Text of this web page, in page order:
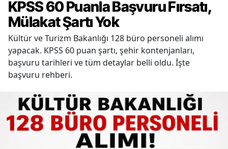
KPSS 60 Puanla Başvuru Fırsatı,
Mülakat Şartı Yok
Kültür ve Turizm Bakanlığı 128 büro personeli alımı
yapacak. KPSS 60 puan şartı, şehir kontenjanları,
başvuru tarihleri ve tüm detaylar belli oldu. İşte
başvuru rehberi.